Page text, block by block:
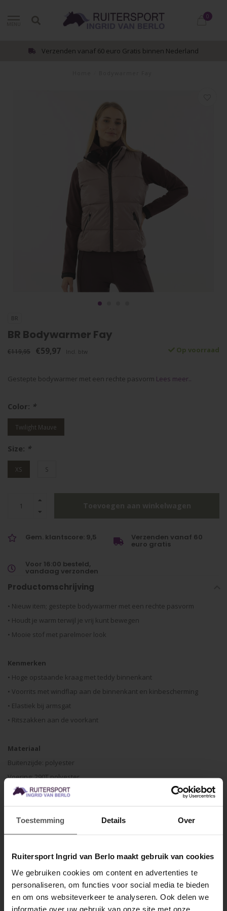
Toestemming Details Over
Ruitersport Ingrid van Berlo maakt gebruik van cookies
We gebruiken cookies om content en advertenties te
personaliseren, om functies voor social media te bieden
en om ons websiteverkeer te analyseren. Ook delen we
informatie over uw gebruik van onze site met onze
0
Verzenden vanaf 60 euro Gratis binnen Nederland
BR
BR Bodywarmer Fay
€119,95 €59,97 Incl. btw Op voorraad
Gestepte bodywarmer met een rechte pasvorm Lees meer..
Color: *
Twilight Mauve
Size: *
XS S
Gem. klantscore: 9,5 Verzenden vanaf 60
euro gratis
Voor 16:00 besteld,
vandaag verzonden
Productomschrijving
• Nieuw item; gestepte bodywarmer met een rechte pasvorm
• Houdt je warm terwijl je vrij kunt bewegen
• Mooie stof met parelmoer look
Kenmerken
• Hoge opstaande kraag met teddy binnenkant
• Voorrits met windflap aan de binnenkant en kinbescherming
• Elastiek bij armsgat
• Ritszakken aan de voorkant
Materiaal
Buitenzijde: polyester
Voering: 290T polyester
Vulling: nep-dons 170 g
Wasvoorschriften
• 30 graden Celsius
• Met vergelijkbare kleuren
• Geen wasverzachter
• Niet geschikt voor de droger
• Ritsen sluiten
MELD JE AAN VOOR